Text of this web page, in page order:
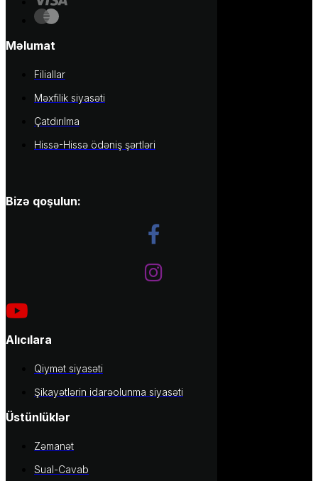
Məlumat
Filiallar
Məxfilik siyasəti
Çatdırılma
Hissə-Hissə ödəniş şərtləri
Bizə qoşulun:
Alıcılara
Qiymət siyasəti
Şikayətlərin idarəolunma siyasəti
Üstünlüklər
Zəmanət
Sual-Cavab